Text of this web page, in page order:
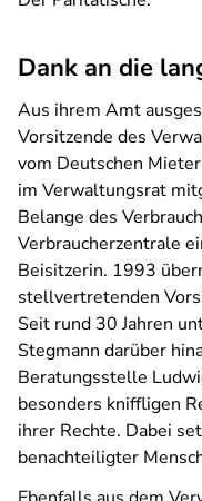
Dank an die
Aus ihrem Amt
Vorsitzende des
vom Deutschen
im Verwaltungsrat
Belange des
Verbraucherzentrale
Beisitzerin. 1993
stellvertretenden
Seit rund 30 Jahren
Stegmann darüber
Beratungsstelle
besonders kniffligen
ihrer Rechte. Dabei
benachteiligter